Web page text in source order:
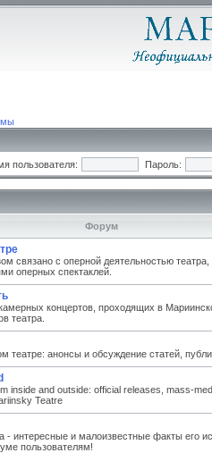
пользователя: Пароль:
Форум
связано с оперной деятельностью
оперных спектаклей.
концертов, проходящих в
театра.
театре: анонсы и обсуждение статей,
inside and outside: official releases, mass-
Teatre
- интересные и малоизвестные факты его
пользователям!